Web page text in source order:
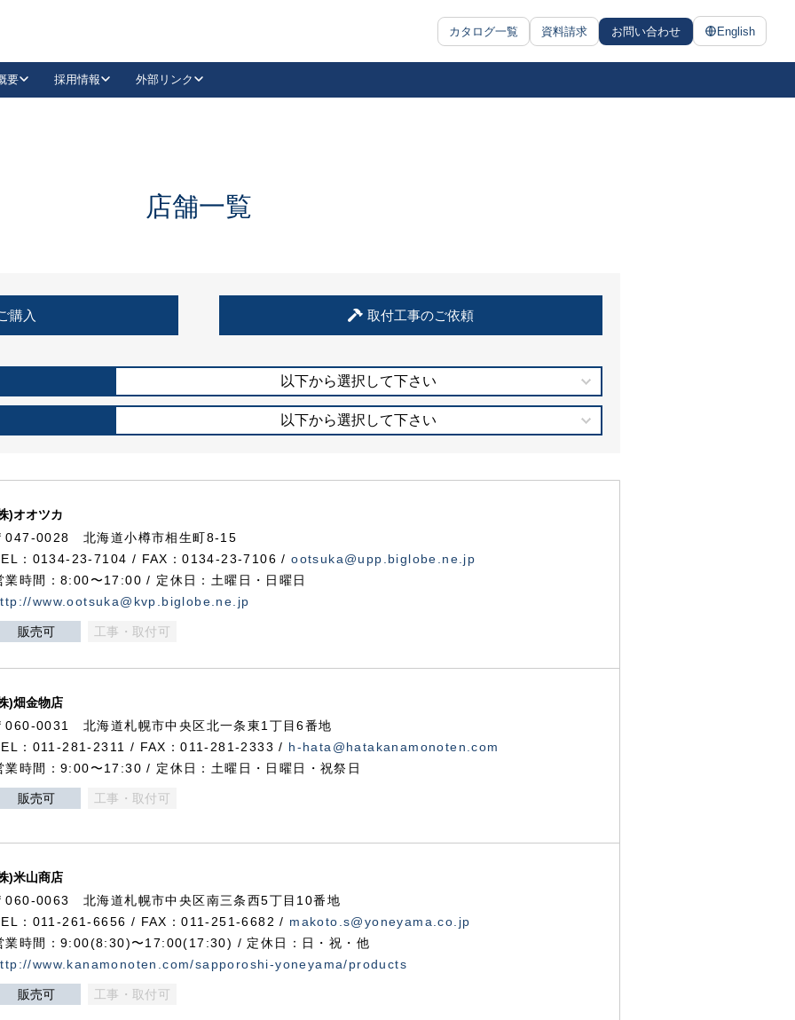
カタログ一覧 資料請求 お問い合わせ English
抗ウイルス・抗菌製品
要 採用情報 外部リンク
LinkedIn
住宅使用部材標準化推進協議会
店舗一覧
購入 取付工事のご依頼
以下から選択して下さい
以下から選択して下さい
)オオツカ
047-0028 北海道小樽市相生町8-15
：0134-23-7104 / FAX：0134-23-7106 /ootsuka@upp.biglobe.ne.jp
業時間：8:00〜17:00 / 定休日：土曜日・日曜日
www.ootsuka@kvp.biglobe.ne.jp
販売可 工事・取付可
)畑金物店
060-0031 北海道札幌市中央区北一条東1丁目6番地
：011-281-2311 / FAX：011-281-2333 / h-hata@hatakanamonoten.com
業時間：9:00〜17:30 / 定休日：土曜日・日曜日・祝祭日
販売可 工事・取付可
)米山商店
060-0063 北海道札幌市中央区南三条西5丁目10番地
：011-261-6656 / FAX：011-251-6682 / makoto.s@yoneyama.co.jp
業時間：9:00(8:30)〜17:00(17:30) / 定休日：日・祝・他
www.kanamonoten.com/sapporoshi-yoneyama/products
販売可 工事・取付可